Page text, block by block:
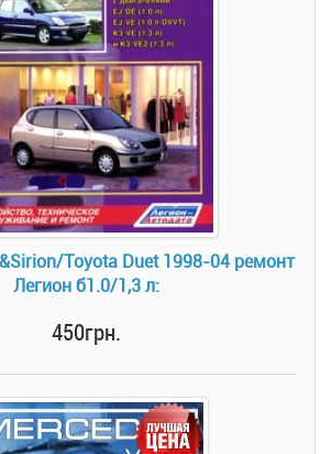
Toyota Duet 1998-04 ремонт
Легион б1.0/1,3 л:
450грн.